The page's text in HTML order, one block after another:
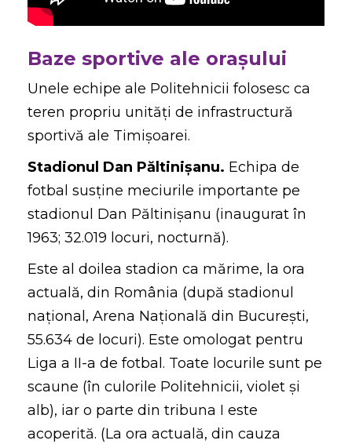
Baze sportive ale oraşului
Unele echipe ale Politehnicii folosesc ca
teren propriu unități de infrastructură
sportivă ale Timișoarei.
Stadionul Dan Păltinișanu. Echipa de
fotbal susține meciurile importante pe
stadionul Dan Păltinișanu (inaugurat în
1963; 32.019 locuri, nocturnă).
Este al doilea stadion ca mărime, la ora
actuală, din România (după stadionul
naţional, Arena Naţională din Bucureşti,
55.634 de locuri). Este omologat pentru
Liga a II-a de fotbal. Toate locurile sunt pe
scaune (în culorile Politehnicii, violet și
alb), iar o parte din tribuna I este
acoperită. (La ora actuală, din cauza